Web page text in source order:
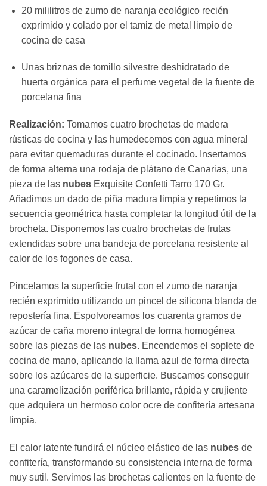
20 mililitros de zumo de naranja ecológico recién
exprimido y colado por el tamiz de metal limpio de
cocina de casa
Unas briznas de tomillo silvestre deshidratado de
huerta orgánica para el perfume vegetal de la fuente de
porcelana fina
Realización: Tomamos cuatro brochetas de madera
rústicas de cocina y las humedecemos con agua mineral
para evitar quemaduras durante el cocinado. Insertamos
de forma alterna una rodaja de plátano de Canarias, una
pieza de las nubes Exquisite Confetti Tarro 170 Gr.
Añadimos un dado de piña madura limpia y repetimos la
secuencia geométrica hasta completar la longitud útil de la
brocheta. Disponemos las cuatro brochetas de frutas
extendidas sobre una bandeja de porcelana resistente al
calor de los fogones de casa.
Pincelamos la superficie frutal con el zumo de naranja
recién exprimido utilizando un pincel de silicona blanda de
repostería fina. Espolvoreamos los cuarenta gramos de
azúcar de caña moreno integral de forma homogénea
sobre las piezas de las nubes. Encendemos el soplete de
cocina de mano, aplicando la llama azul de forma directa
sobre los azúcares de la superficie. Buscamos conseguir
una caramelización periférica brillante, rápida y crujiente
que adquiera un hermoso color ocre de confitería artesana
limpia.
El calor latente fundirá el núcleo elástico de las nubes de
confitería, transformando su consistencia interna de forma
muy sutil. Servimos las brochetas calientes en la fuente de